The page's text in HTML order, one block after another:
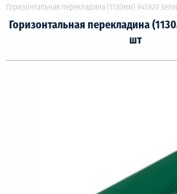
Горизонтальная перекладина (1130мм) 94592V
Горизонтальная перекладина
шт